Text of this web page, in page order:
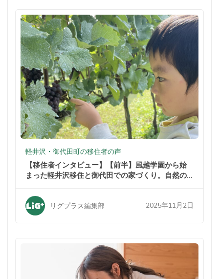
軽井沢・御代田町の移住者の声
【移住者インタビュー】【前半】風越学園から始
まった軽井沢移住と御代田での家づくり。自然の
リグプラス編集部 2025年11月2日